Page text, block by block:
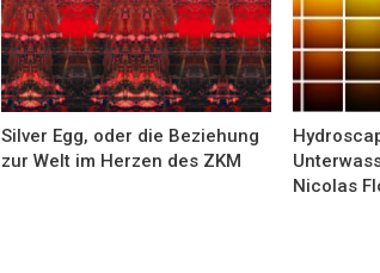
Silver Egg, oder die Beziehung
zur Welt im Herzen des ZKM
Nicolas